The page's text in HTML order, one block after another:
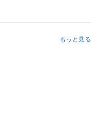
年SQL:5年MySQL:5年
もっと見る